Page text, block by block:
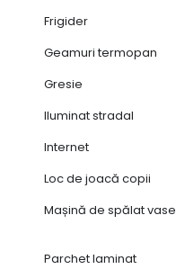
Frigider
Geamuri termopan
Gresie
Iluminat stradal
Internet
Loc de joacă copii
Mașină de spălat vase
Parchet laminat